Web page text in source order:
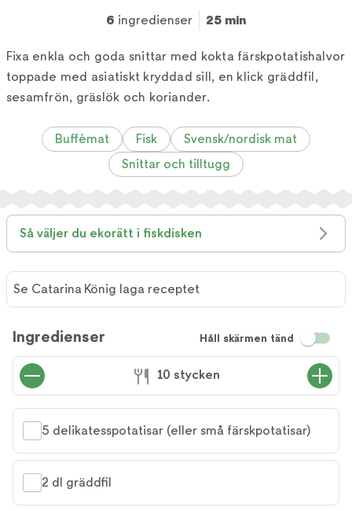
6 ingredienser 25 min
Fixa enkla och goda snittar med kokta färskpotatishalvor
toppade med asiatiskt kryddad sill, en klick gräddfil,
sesamfrön, gräslök och koriander.
Buffémat Fisk
Svensk/nordisk mat
Snittar och tilltugg
Så väljer du ekorätt i fiskdisken
Catarina
König
laga
receptet
Se Catarina König laga receptet
Ingredienser Håll skärmen tänd
10 stycken
5 delikatesspotatisar (eller små färskpotatisar)
2 dl gräddfil